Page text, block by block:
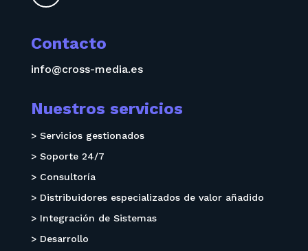
Contacto
info@cross-media.es
Nuestros servicios
> Servicios gestionados
> Soporte 24/7
> Consultoría
> Distribuidores especializados de valor añadido
> Integración de Sistemas
> Desarrollo